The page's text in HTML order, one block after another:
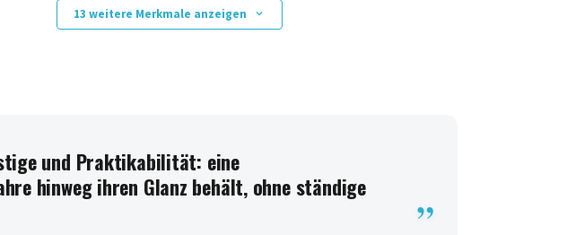
13 weitere Merkmale anzeigen
und Praktikabilität: eine
hinweg ihren Glanz behält, ohne ständige